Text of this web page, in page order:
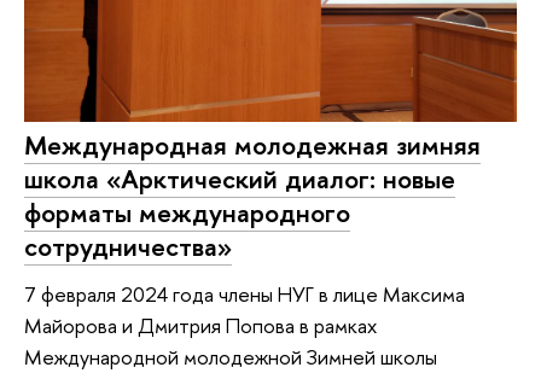
Международная молодежная зимняя
школа «Арктический диалог: новые
форматы международного
сотрудничества»
7 февраля 2024 года члены НУГ в лице Максима
Майорова и Дмитрия Попова в рамках
Международной молодежной Зимней школы